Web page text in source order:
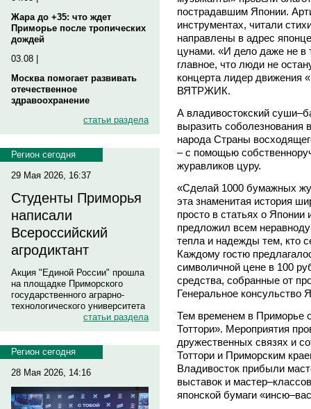
Жара до +35: что ждет
Приморье после тропических
дождей
03.08 |
Москва помогает развивать
отечественное
здравоохранение
статьи раздела
Регион сегодня
29 Мая 2026, 16:37
Студенты Приморья
написали
Всероссийский
агродиктант
Акция "Единой России" прошла
на площадке Приморского
государственного аграрно-
технологического университета
статьи раздела
Регион сегодня
28 Мая 2026, 14:16
пострадавшим Японии.
инструментах, читали
направлены в адрес
цунами. «И дело даже не в
главное, что люди не
концерта лидер движения
ВЯТРЖИК.
А владивостокский
выразить соболезнования
народа Страны
– с помощью
журавликов цуру.
«Сделай 1000 бумажных
эта знаменитая история
просто в статьях о Японии
предложил всем
тепла и надежды тем, кто
Каждому гостю
символичной цене в 100
средства, собранные от
Генеральное консульство
Тем временем в Приморье
Тоттори». Мероприятия
дружественных связях и
Тоттори и Приморским
Владивосток прибыли
выставок и
японской бумаги